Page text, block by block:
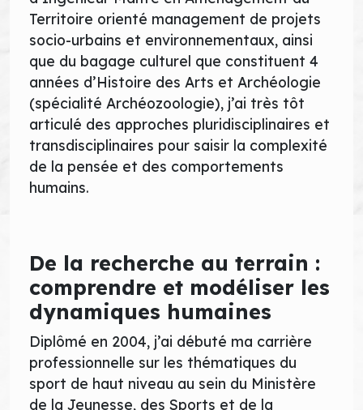
Territoire orienté management de projets
socio-urbains et environnementaux, ainsi
que du bagage culturel que constituent 4
années d’Histoire des Arts et Archéologie
(spécialité Archéozoologie), j’ai très tôt
articulé des approches pluridisciplinaires et
transdisciplinaires pour saisir la complexité
de la pensée et des comportements
humains.
De la recherche au terrain :
comprendre et modéliser les
dynamiques humaines
Diplômé en 2004, j’ai débuté ma carrière
professionnelle sur les thématiques du
sport de haut niveau au sein du Ministère
de la Jeunesse, des Sports et de la